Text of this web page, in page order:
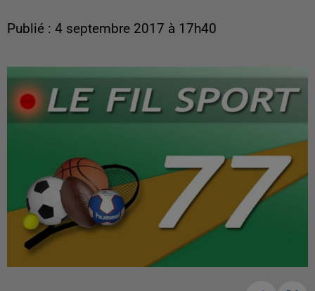
Publié : 4 septembre 2017 à 17h40